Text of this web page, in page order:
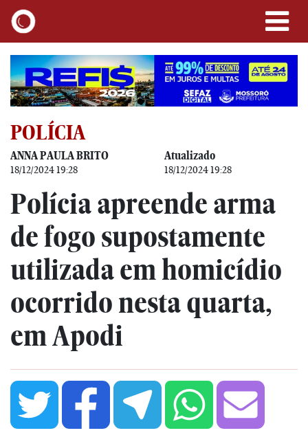
POLÍCIA
ANNA PAULA BRITO
18/12/2024 19:28
Atualizado
18/12/2024 19:28
Polícia apreende arma
de fogo supostamente
utilizada em homicídio
ocorrido nesta quarta,
em Apodi